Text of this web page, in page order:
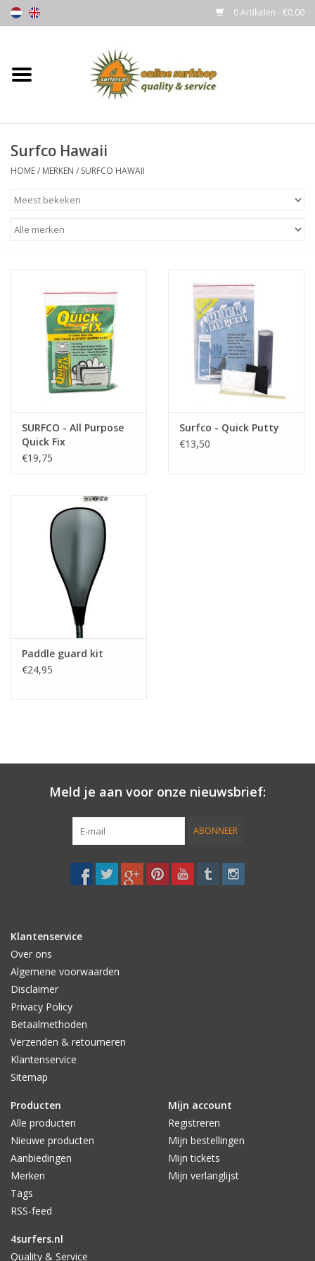
0 Artikelen - €0,00
Home
Wetsuits
Fins
Lycra's & UV protection
Accessories
Men
Sale
Surfco Hawaii
HOME/ MERKEN / SURFCO HAWAII
SURFCO - All Purpose
Quick Fix
€19,75
Surfco - Quick Putty
€13,50
Paddle guard kit
€24,95
Meld je aan voor onze nieuwsbrief:
ABONNEER
Klantenservice
Over ons
Algemene voorwaarden
Disclaimer
Privacy Policy
Betaalmethoden
Verzenden & retourneren
Klantenservice
Sitemap
Producten
Alle producten
Nieuwe producten
Aanbiedingen
Merken
Tags
RSS-feed
Mijn account
Registreren
Mijn bestellingen
Mijn tickets
Mijn verlanglijst
4surfers.nl
Quality & Service